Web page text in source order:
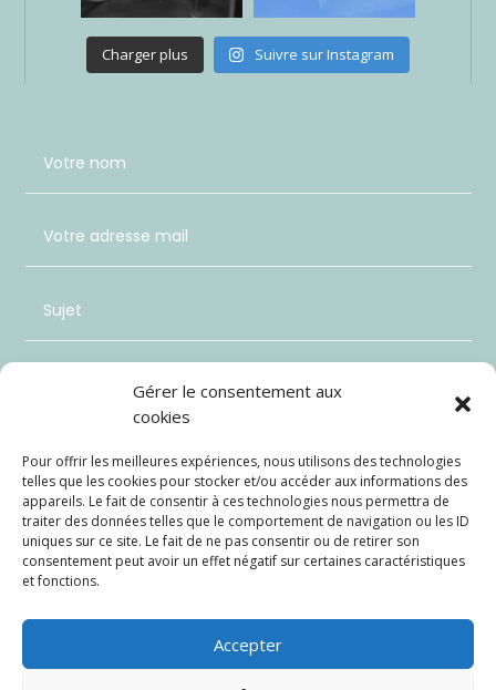
Gérer le consentement aux
cookies
Pour offrir les meilleures expériences, nous utilisons des technologies
telles que les cookies pour stocker et/ou accéder aux informations des
appareils. Le fait de consentir à ces technologies nous permettra de
traiter des données telles que le comportement de navigation ou les ID
uniques sur ce site. Le fait de ne pas consentir ou de retirer son
consentement peut avoir un effet négatif sur certaines caractéristiques
et fonctions.
Accepter
Charger plus Suivre sur Instagram
4 + 14= Envoi